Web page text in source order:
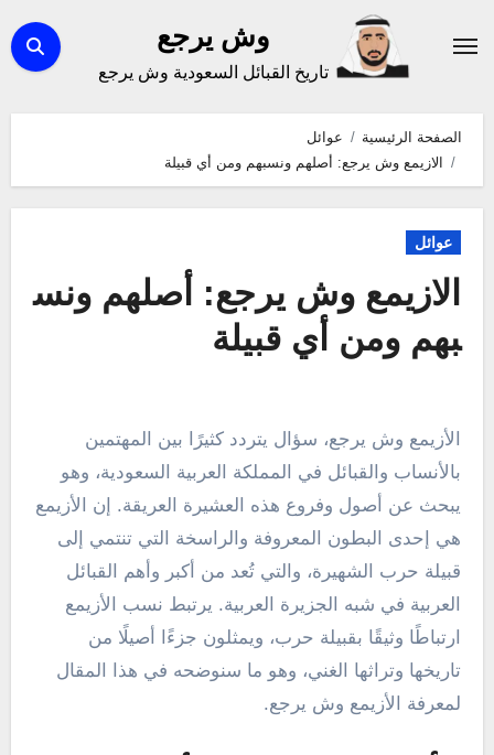
إلى
وش يرجع
تاريخ القبائل السعودية وش يرجع
الصفحة الرئيسية
عوائل
الازيمع وش يرجع: أصلهم ونسبهم ومن أي قبيلة
عوائل
الازيمع وش يرجع: أصلهم ونس
بهم ومن أي قبيلة
بالأنساب والقبائل في المملكة العربية السعودية، وهو
يبحث عن أصول وفروع هذه العشيرة العريقة. إن الأزيمع
هي إحدى البطون المعروفة والراسخة التي تنتمي إلى
قبيلة حرب الشهيرة، والتي تُعد من أكبر وأهم القبائل
العربية في شبه الجزيرة العربية. يرتبط نسب الأزيمع
ارتباطًا وثيقًا بقبيلة حرب، ويمثلون جزءًا أصيلًا من
تاريخها وتراثها الغني، وهو ما سنوضحه في هذا المقال
لمعرفة الأزيمع وش يرجع.